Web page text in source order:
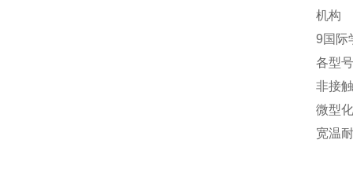
机构‌
9国际
各型
非接
微型
宽温